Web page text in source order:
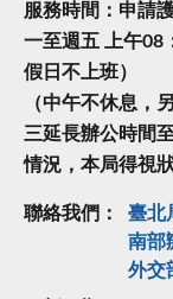
服務時間：申請
一至週五 上午08
假日不上班）
（中午不休息，
三延長辦公時間
情況，本局得視
聯絡我們： 臺北
南部
外交